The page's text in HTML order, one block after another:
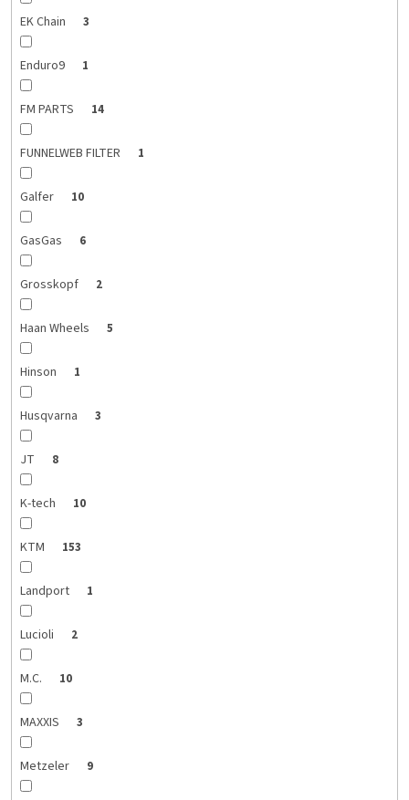
EK Chain 3
Enduro9 1
FM PARTS 14
FUNNELWEB FILTER 1
Galfer 10
GasGas 6
Grosskopf 2
Haan Wheels 5
Hinson 1
Husqvarna 3
JT 8
K-tech 10
KTM 153
Landport 1
Lucioli 2
M.C. 10
MAXXIS 3
Metzeler 9